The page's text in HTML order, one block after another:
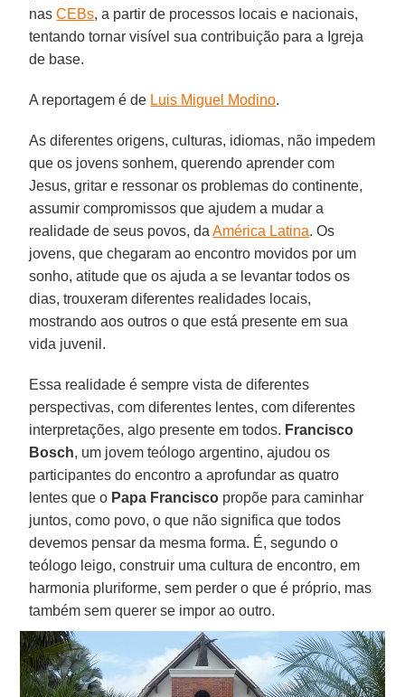
nasCEBs, a partir de processos locais e nacionais,
tentando tornar visível sua contribuição para a Igreja
de base.
A reportagem é de Luis Miguel Modino.
As diferentes origens, culturas, idiomas, não impedem
que os jovens sonhem, querendo aprender com
Jesus, gritar e ressonar os problemas do continente,
assumir compromissos que ajudem a mudar a
realidade de seus povos, daAmérica Latina. Os
jovens, que chegaram ao encontro movidos por um
sonho, atitude que os ajuda a se levantar todos os
dias, trouxeram diferentes realidades locais,
mostrando aos outros o que está presente em sua
vida juvenil.
Essa realidade é sempre vista de diferentes
perspectivas, com diferentes lentes, com diferentes
interpretações, algo presente em todos. Francisco
Bosch, um jovem teólogo argentino, ajudou os
participantes do encontro a aprofundar as quatro
lentes que o Papa Francisco propõe para caminhar
juntos, como povo, o que não significa que todos
devemos pensar da mesma forma. É, segundo o
teólogo leigo, construir uma cultura de encontro, em
harmonia pluriforme, sem perder o que é próprio, mas
também sem querer se impor ao outro.